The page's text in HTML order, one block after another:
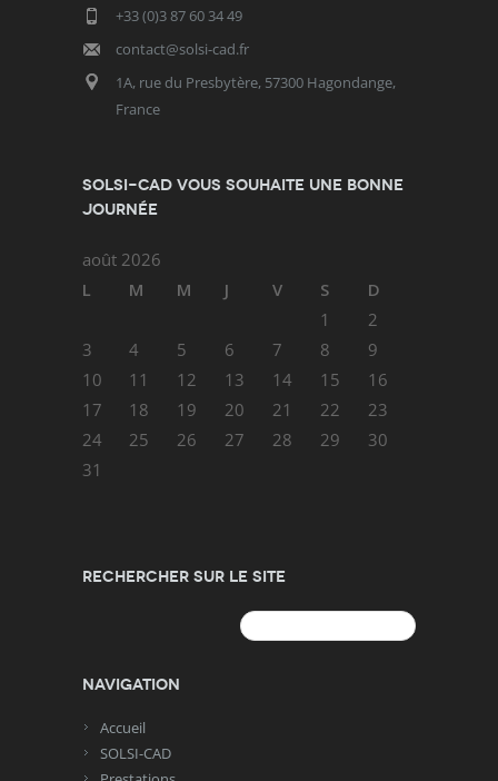
+33 (0)3 87 60 34 49
contact@solsi-cad.fr
1A, rue du Presbytère, 57300 Hagondange,
France
SOLSI-CAD vous souhaite une bonne
journée
août 2026
L
M M J V S
D
1
2
3
4 5 6 7 8
9
10
11 12 13 14 15
16
17
18 19 20 21 22
23
24
25 26 27 28 29
30
31
Rechercher sur le site
Navigation
Accueil
SOLSI-CAD